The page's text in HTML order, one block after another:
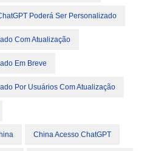
Poderá Ser Personalizado
Com Atualização
Em Breve
Por Usuários Com Atualização
China Acesso ChatGPT